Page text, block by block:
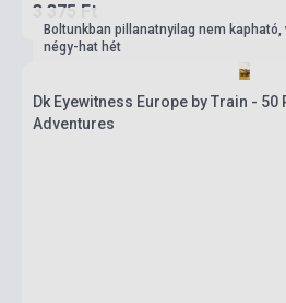
3 375 Ft
Boltunkban pillanatnyilag nem
négy-hat hét
Dk Eyewitness Europe by Train -
Adventures